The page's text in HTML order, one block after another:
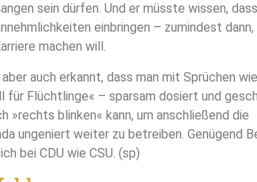
sein dürfen. Und er müsste wissen,
einbringen – zumindest dann,
machen will.
auch erkannt, dass man mit Sprüchen wie
für Flüchtlinge« – sparsam dosiert und
»rechts blinken« kann, um anschließend die
ungeniert weiter zu betreiben. Genügend
bei CDU wie CSU. (sp)